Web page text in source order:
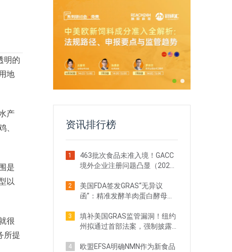
明的
地
产
、
是
以
很
所提
资讯排行榜
1
463批次食品未准入境！GACC
境外企业注册问题凸显（2026
2
美国FDA签发GRAS“无异议
函”：精准发酵羊肉蛋白酵母获
3
填补美国GRAS监管漏洞！纽约
州拟通过首部法案，强制披露
4
欧盟EFSA明确NMN作为新食品